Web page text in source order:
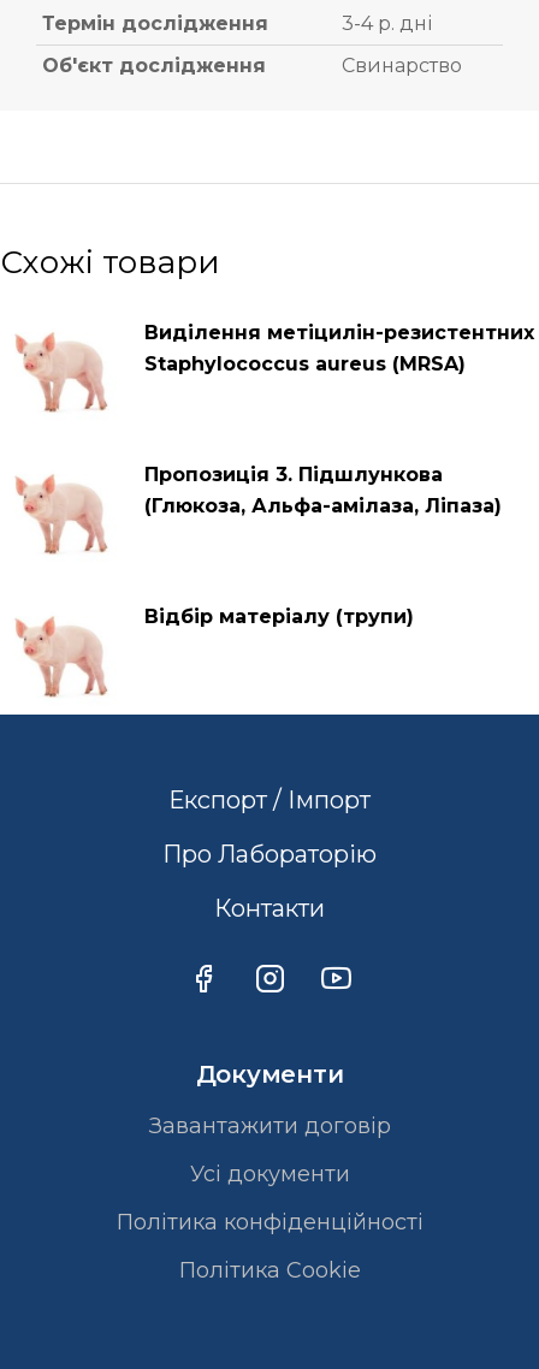
Термін дослідження
3-4 р. дні
Об'єкт дослідження
Свинарство
Схожі товари
Виділення метіцилін-резистентних
Staphylococcus aureus (MRSA)
Пропозиція 3. Підшлункова
(Глюкоза, Альфа-амілаза, Ліпаза)
Відбір матеріалу (трупи)
Експорт / Імпорт
Про Лабораторію
Контакти
Документи
Завантажити договір
Усі документи
Політика конфіденційності
Полiтика Cookie